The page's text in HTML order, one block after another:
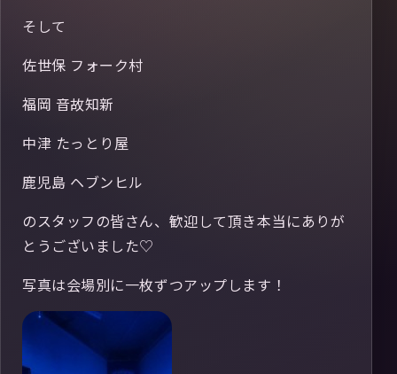
そして
佐世保 フォーク村
福岡 音故知新
中津 たっとり屋
鹿児島 ヘブンヒル
のスタッフの皆さん、歓迎して頂き本当にありが
とうございました♡
写真は会場別に一枚ずつアップします！